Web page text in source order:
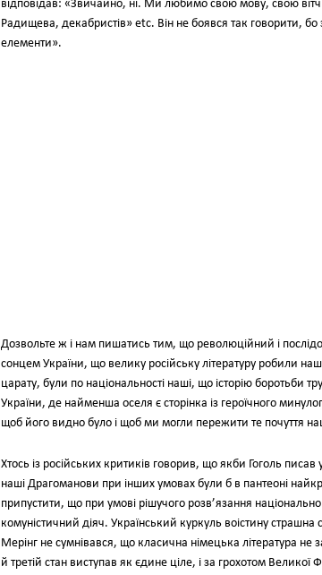
відповідав: «Звичайно, ні. Ми любимо свою мову, свою
Радищева, декабристів» еtс. Він не боявся так говорити, бо
елементи».
Дозвольте ж і нам пишатись тим, що революційний і
сонцем України, що велику російську літературу робили
царату, були по національності наші, що історію боротьби
України, де найменша оселя є сторінка із героїчного
щоб його видно було і щоб ми могли пережити те почуття
Хтось із російських критиків говорив, що якби Гоголь
наші Драгоманови при інших умовах були б в пантеоні
припустити, що при умові рішучого розв’язання
комуністичний діяч. Український куркуль воістину
Мерінг не сумнівався, що класична німецька література не
й третій стан виступав як єдине ціле, і за грохотом